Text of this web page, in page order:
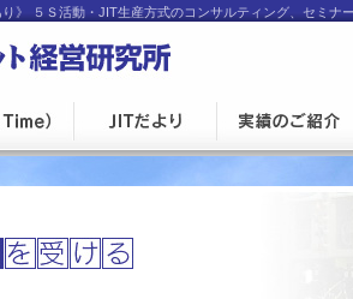
》 ５Ｓ活動・JIT生産方式のコンサルティング、セミ